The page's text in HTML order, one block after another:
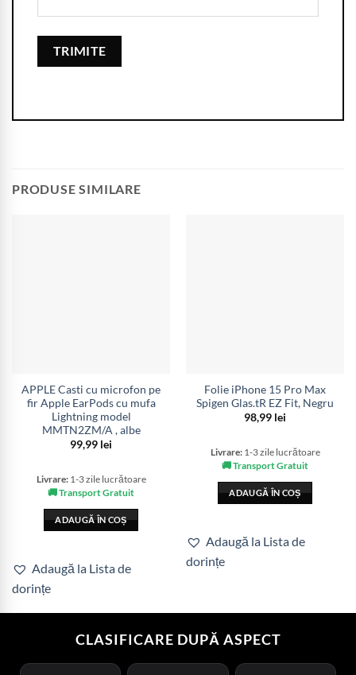
PRODUSE SIMILARE
APPLE Casti cu microfon pe
fir Apple EarPods cu mufa
Lightning model
MMTN2ZM/A , albe
99,99 lei
Livrare:1-3 zile lucrătoare
🚚 Transport Gratuit
ADAUGĂ ÎN COȘ
Adaugă la Lista de
dorințe
Folie iPhone 15 Pro Max
Spigen Glas.tR EZ Fit, Negru
98,99 lei
Livrare:1-3 zile lucrătoare
🚚 Transport Gratuit
ADAUGĂ ÎN COȘ
Adaugă la Lista de
dorințe
CLASIFICARE DUPĂ ASPECT